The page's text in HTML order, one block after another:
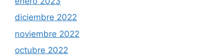
diciembre 2022
noviembre 2022
octubre 2022